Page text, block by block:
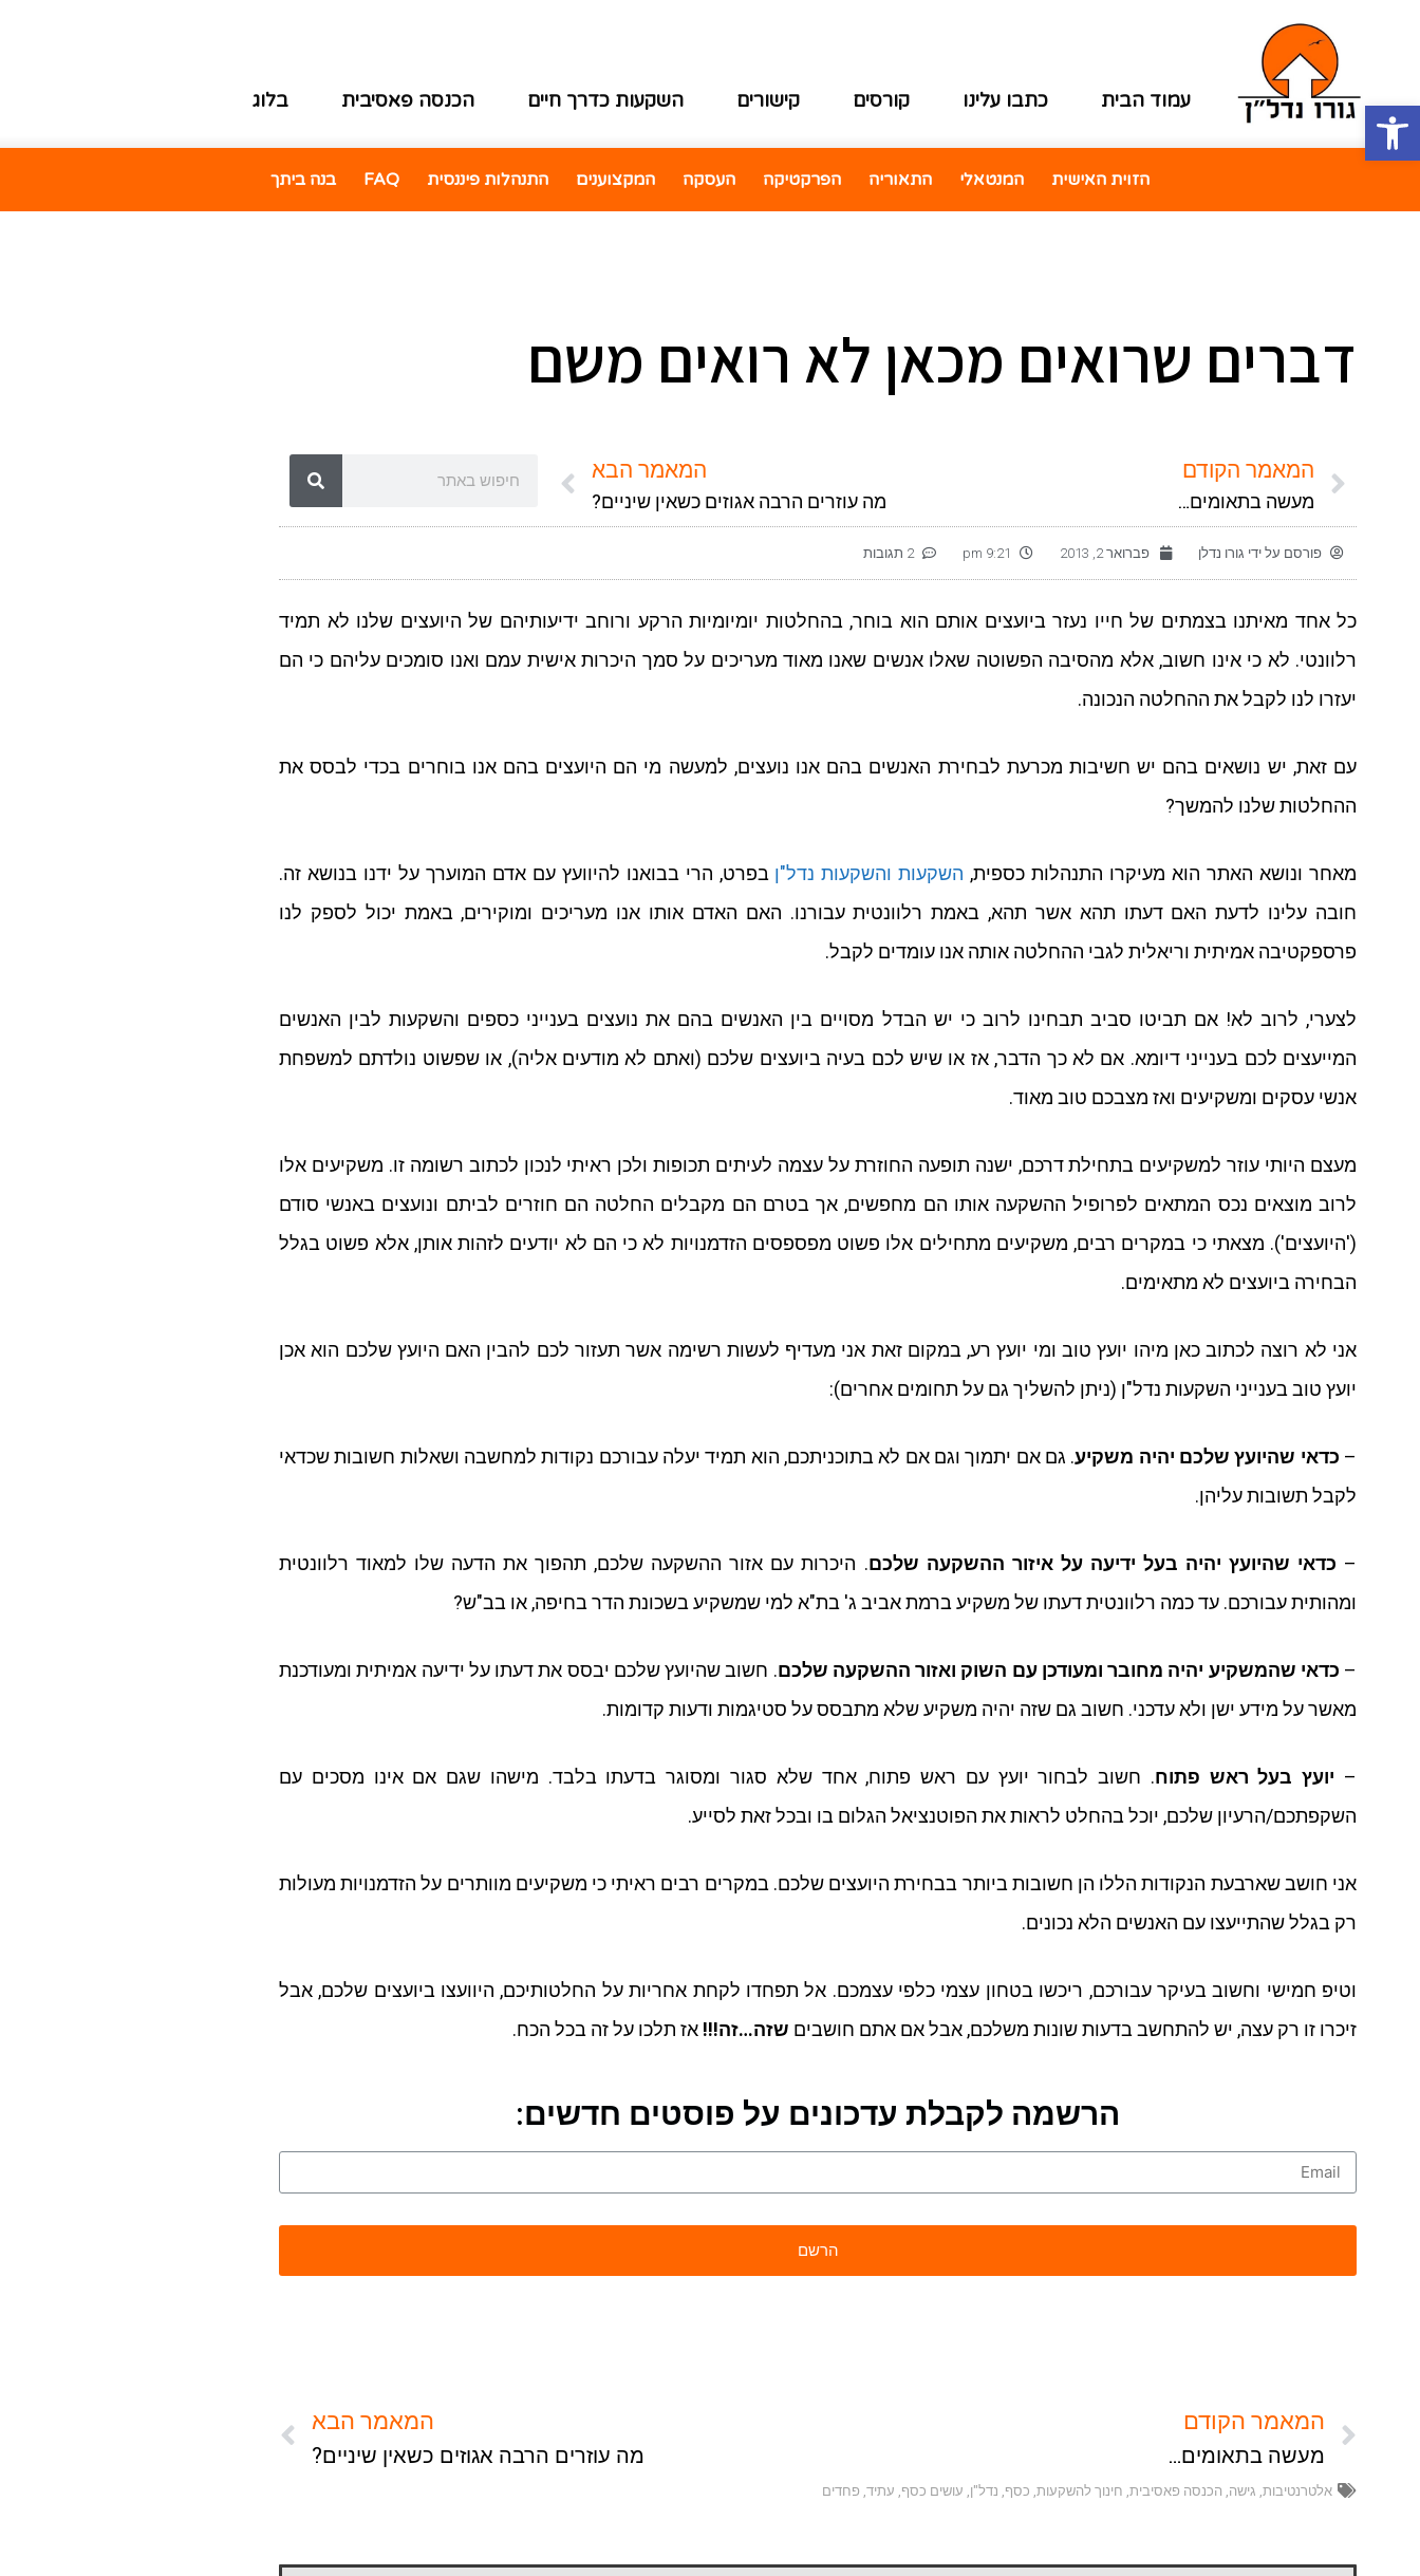
עמוד הבית כתבו עלינו קורסים קישורים השקעות כדרך חיים הכנסה פאסיבית בלוג
הזוית האישית המנטאלי התאוריה הפרקטיקה העסקה המקצוענים התנהלות פיננסית FAQ בנה ביתך
דברים שרואים מכאן לא רואים משם
המאמר הקודם
מעשה בתאומים…
המאמר הבא
מה עוזרים הרבה אגוזים כשאין שיניים?
פורסם על ידי גורו נדלן פברואר 2, 2013 9:21 pm 2 תגובות
כל אחד מאיתנו בצמתים של חייו נעזר ביועצים אותם הוא בוחר, בהחלטות יומיומיות הרקע ורוחב ידיעותיהם של היועצים שלנו לא תמיד
רלוונטי. לא כי אינו חשוב, אלא מהסיבה הפשוטה שאלו אנשים שאנו מאוד מעריכים על סמך היכרות אישית עמם ואנו סומכים עליהם כי הם
יעזרו לנו לקבל את ההחלטה הנכונה.
עם זאת, יש נושאים בהם יש חשיבות מכרעת לבחירת האנשים בהם אנו נועצים, למעשה מי הם היועצים בהם אנו בוחרים בכדי לבסס את
ההחלטות שלנו להמשך?
מאחר ונושא האתר הוא מעיקרו התנהלות כספית, השקעות והשקעות נדל"ן בפרט, הרי בבואנו להיוועץ עם אדם המוערך על ידנו בנושא זה.
חובה עלינו לדעת האם דעתו תהא אשר תהא, באמת רלוונטית עבורנו. האם האדם אותו אנו מעריכים ומוקירים, באמת יכול לספק לנו
פרספקטיבה אמיתית וריאלית לגבי ההחלטה אותה אנו עומדים לקבל.
לצערי, לרוב לא! אם תביטו סביב תבחינו לרוב כי יש הבדל מסויים בין האנשים בהם את נועצים בענייני כספים והשקעות לבין האנשים
המייעצים לכם בענייני דיומא. אם לא כך הדבר, אז או שיש לכם בעיה ביועצים שלכם (ואתם לא מודעים אליה), או שפשוט נולדתם למשפחת
אנשי עסקים ומשקיעים ואז מצבכם טוב מאוד.
מעצם היותי עוזר למשקיעים בתחילת דרכם, ישנה תופעה החוזרת על עצמה לעיתים תכופות ולכן ראיתי לנכון לכתוב רשומה זו. משקיעים אלו
לרוב מוצאים נכס המתאים לפרופיל ההשקעה אותו הם מחפשים, אך בטרם הם מקבלים החלטה הם חוזרים לביתם ונועצים באנשי סודם
('היועצים'). מצאתי כי במקרים רבים, משקיעים מתחילים אלו פשוט מפספסים הזדמנויות לא כי הם לא יודעים לזהות אותן, אלא פשוט בגלל
הבחירה ביועצים לא מתאימים.
אני לא רוצה לכתוב כאן מיהו יועץ טוב ומי יועץ רע, במקום זאת אני מעדיף לעשות רשימה אשר תעזור לכם להבין האם היועץ שלכם הוא אכן
יועץ טוב בענייני השקעות נדל"ן (ניתן להשליך גם על תחומים אחרים):
– כדאי שהיועץ שלכם יהיה משקיע. גם אם יתמוך וגם אם לא בתוכניתכם, הוא תמיד יעלה עבורכם נקודות למחשבה ושאלות חשובות שכדאי
לקבל תשובות עליהן.
– כדאי שהיועץ יהיה בעל ידיעה על איזור ההשקעה שלכם. היכרות עם אזור ההשקעה שלכם, תהפוך את הדעה שלו למאוד רלוונטית
ומהותית עבורכם. עד כמה רלוונטית דעתו של משקיע ברמת אביב ג' בת"א למי שמשקיע בשכונת הדר בחיפה, או בב"ש?
– כדאי שהמשקיע יהיה מחובר ומעודכן עם השוק ואזור ההשקעה שלכם. חשוב שהיועץ שלכם יבסס את דעתו על ידיעה אמיתית ומעודכנת
מאשר על מידע ישן ולא עדכני. חשוב גם שזה יהיה משקיע שלא מתבסס על סטיגמות ודעות קדומות.
– יועץ בעל ראש פתוח. חשוב לבחור יועץ עם ראש פתוח, אחד שלא סגור ומסוגר בדעתו בלבד. מישהו שגם אם אינו מסכים עם
השקפתכם/הרעיון שלכם, יוכל בהחלט לראות את הפוטנציאל הגלום בו ובכל זאת לסייע.
אני חושב שארבעת הנקודות הללו הן חשובות ביותר בבחירת היועצים שלכם. במקרים רבים ראיתי כי משקיעים מוותרים על הזדמנויות מעולות
רק בגלל שהתייעצו עם האנשים הלא נכונים.
וטיפ חמישי וחשוב בעיקר עבורכם, ריכשו בטחון עצמי כלפי עצמכם. אל תפחדו לקחת אחריות על החלטותיכם, היוועצו ביועצים שלכם, אבל
זיכרו זו רק עצה, יש להתחשב בדעות שונות משלכם, אבל אם אתם חושבים שזה…זה!!! אז תלכו על זה בכל הכח.
הרשמה לקבלת עדכונים על פוסטים חדשים:
המאמר הקודם
מעשה בתאומים…
המאמר הבא
מה עוזרים הרבה אגוזים כשאין שיניים?
אלטרנטיבות גישה הכנסה פאסיבית חינוך להשקעות כסף נדל"ן עושים כסף עתיד פחדים
פתח סרגל נגישות